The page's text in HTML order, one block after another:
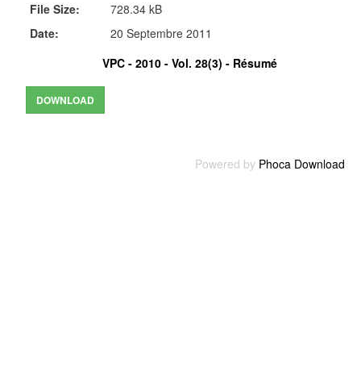
File Size:
728.34 kB
Date:
20 Septembre 2011
VPC - 2010 - Vol. 28(3) - Résumé
Powered by Phoca Download